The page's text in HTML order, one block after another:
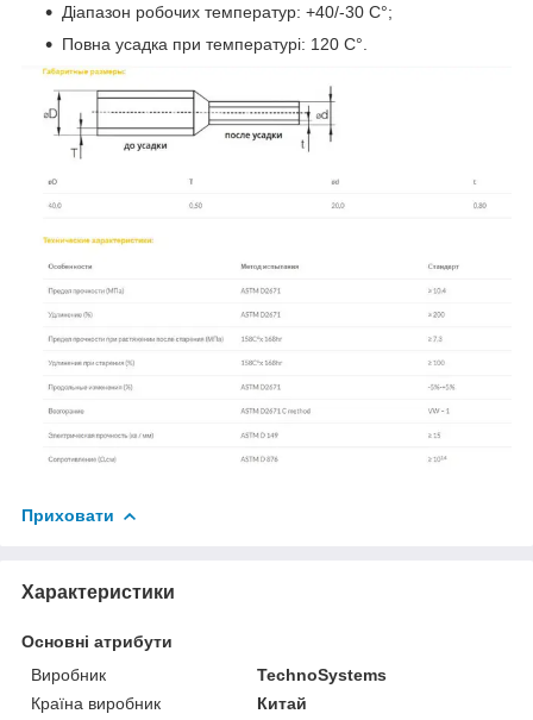
Діапазон робочих температур: +40/-30 C°;
Повна усадка при температурі: 120 C°.
Приховати
Характеристики
Основні атрибути
Виробник
TechnoSystems
Країна виробник
Китай